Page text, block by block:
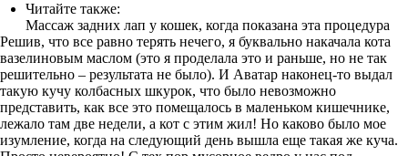
Читайте также:
Массаж задних лап у кошек, когда показана эта процедура
Решив, что все равно терять нечего, я буквально накачала кота
вазелиновым маслом (это я проделала это и раньше, но не так
решительно – результата не было). И Аватар наконец-то выдал
такую кучу колбасных шкурок, что было невозможно
представить, как все это помещалось в маленьком кишечнике,
лежало там две недели, а кот с этим жил! Но каково было мое
изумление, когда на следующий день вышла еще такая же куча.